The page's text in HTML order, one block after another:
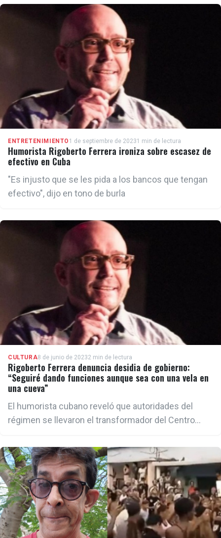
ENTRETENIMIENTO 1 de septiembre de 20231 min de lectura
Humorista Rigoberto Ferrera ironiza sobre escasez de
efectivo en Cuba
"Es injusto que se les pida a los bancos que tengan
efectivo", dijo en tono de burla
CULTURA8 de junio de 20232 min de lectura
Rigoberto Ferrera denuncia desidia de gobierno:
“Seguiré dando funciones aunque sea con una vela en
una cueva”
El humorista cubano reveló que autoridades del
régimen se llevaron el transformador del Centro